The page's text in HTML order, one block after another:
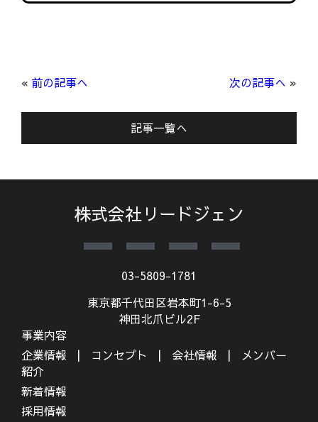
« 前の記事へ 次の記事へ »
記事一覧へ
株式会社リードジェン
03-5809-1781
東京都千代田区岩本町1-6-5
神田北爪ビル2F
事業内容
企業情報
コンセプト 会社情報
メンバー
紹介
新着情報
採用情報